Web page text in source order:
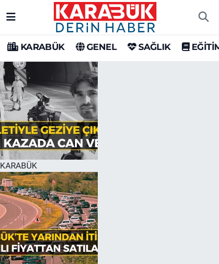
KARABÜK GENEL SAĞLIK
KARABÜK
Karabük Hava Durumu
Karabük Trafik Yoğunluk Haritası
Süper Lig Puan Durumu ve Fikstür
Tüm Manşetler
Son Dakika Haberleri
Haber Arşivi